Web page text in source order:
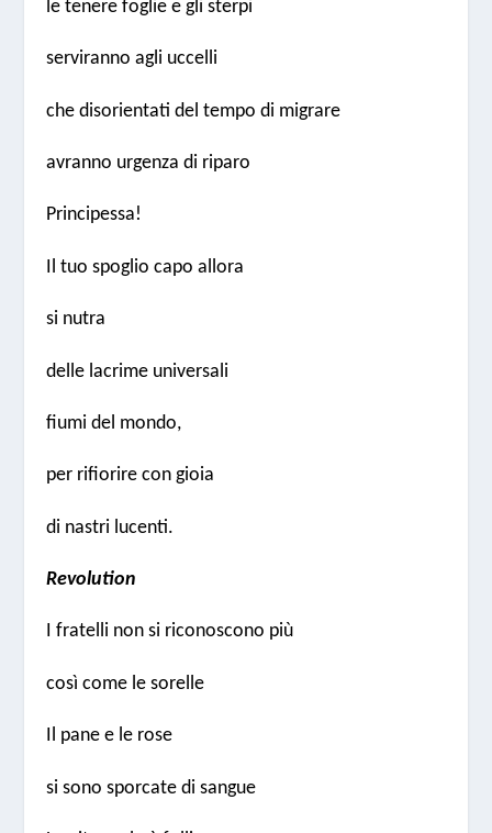
le tenere foglie e gli sterpi
serviranno agli uccelli
che disorientati del tempo di migrare
avranno urgenza di riparo
Principessa!
Il tuo spoglio capo allora
si nutra
delle lacrime universali
fiumi del mondo,
per rifiorire con gioia
di nastri lucenti.
Revolution
I fratelli non si riconoscono più
così come le sorelle
Il pane e le rose
si sono sporcate di sangue